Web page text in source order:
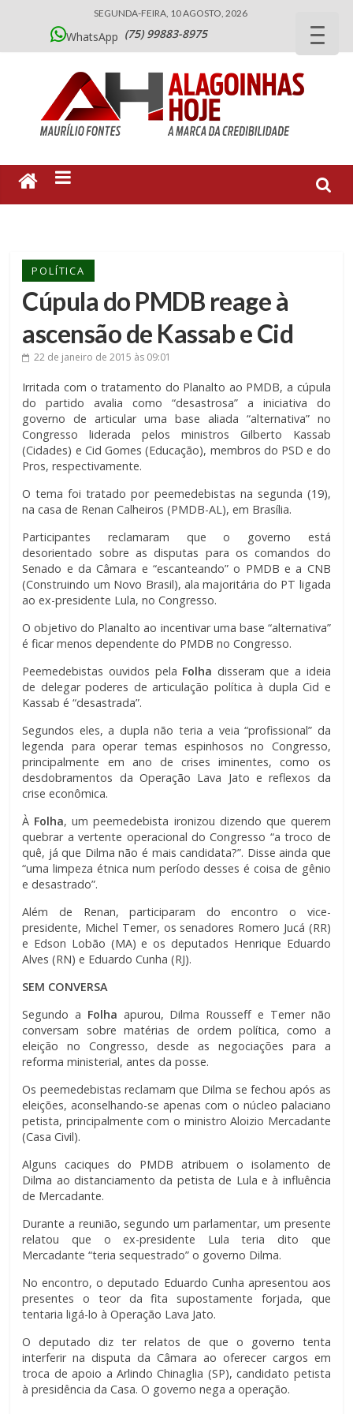
SEGUNDA-FEIRA, 10 AGOSTO, 2026
WhatsApp (75) 99883-8975
POLÍTICA
Cúpula do PMDB reage à
ascensão de Kassab e Cid
22 de janeiro de 2015 às 09:01
Irritada com o tratamento do Planalto ao PMDB, a cúpula
do partido avalia como “desastrosa” a iniciativa do
governo de articular uma base aliada “alternativa” no
Congresso liderada pelos ministros Gilberto Kassab
(Cidades) e Cid Gomes (Educação), membros do PSD e do
Pros, respectivamente.
O tema foi tratado por peemedebistas na segunda (19),
na casa de Renan Calheiros (PMDB-AL), em Brasília.
Participantes reclamaram que o governo está
desorientado sobre as disputas para os comandos do
Senado e da Câmara e “escanteando” o PMDB e a CNB
(Construindo um Novo Brasil), ala majoritária do PT ligada
ao ex-presidente Lula, no Congresso.
O objetivo do Planalto ao incentivar uma base “alternativa”
é ficar menos dependente do PMDB no Congresso.
Peemedebistas ouvidos pela Folha disseram que a ideia
de delegar poderes de articulação política à dupla Cid e
Kassab é “desastrada”.
Segundos eles, a dupla não teria a veia “profissional” da
legenda para operar temas espinhosos no Congresso,
principalmente em ano de crises iminentes, como os
desdobramentos da Operação Lava Jato e reflexos da
crise econômica.
À Folha, um peemedebista ironizou dizendo que querem
quebrar a vertente operacional do Congresso “a troco de
quê, já que Dilma não é mais candidata?”. Disse ainda que
“uma limpeza étnica num período desses é coisa de gênio
e desastrado”.
Além de Renan, participaram do encontro o vice-
presidente, Michel Temer, os senadores Romero Jucá (RR)
e Edson Lobão (MA) e os deputados Henrique Eduardo
Alves (RN) e Eduardo Cunha (RJ).
SEM CONVERSA
Segundo a Folha apurou, Dilma Rousseff e Temer não
conversam sobre matérias de ordem política, como a
eleição no Congresso, desde as negociações para a
reforma ministerial, antes da posse.
Os peemedebistas reclamam que Dilma se fechou após as
eleições, aconselhando-se apenas com o núcleo palaciano
petista, principalmente com o ministro Aloizio Mercadante
(Casa Civil).
Alguns caciques do PMDB atribuem o isolamento de
Dilma ao distanciamento da petista de Lula e à influência
de Mercadante.
Durante a reunião, segundo um parlamentar, um presente
relatou que o ex-presidente Lula teria dito que
Mercadante “teria sequestrado” o governo Dilma.
No encontro, o deputado Eduardo Cunha apresentou aos
presentes o teor da fita supostamente forjada, que
tentaria ligá-lo à Operação Lava Jato.
O deputado diz ter relatos de que o governo tenta
interferir na disputa da Câmara ao oferecer cargos em
troca de apoio a Arlindo Chinaglia (SP), candidato petista
à presidência da Casa. O governo nega a operação.